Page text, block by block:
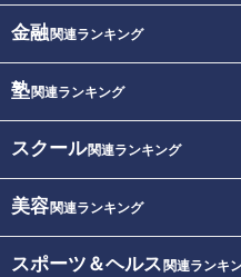
金融関連ランキング
塾関連ランキング
スクール関連ランキング
美容関連ランキング
スポーツ＆ヘルス 関連ランキ